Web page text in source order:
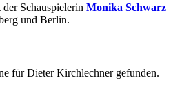
der Schauspielerin Monika Schwarz
und Berlin.
für Dieter Kirchlechner gefunden.